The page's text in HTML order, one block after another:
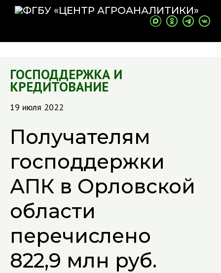
ГОСПОДДЕРЖКА И
КРЕДИТОВАНИЕ
19 июля 2022
Получателям
господдержки
АПК в Орловской
области
перечислено
822,9 млн руб.